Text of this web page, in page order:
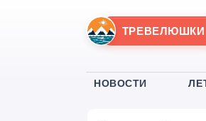
ТРЕВЕЛЮШКИ
НОВОСТИ